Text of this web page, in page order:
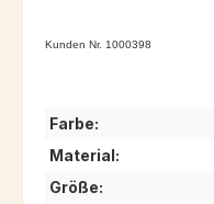
Kunden Nr. 1000398
Farbe:
Material:
Größe: